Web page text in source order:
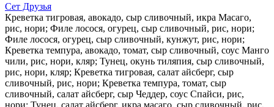
Сет Друзья
Креветка тигровая, авокадо, сыр сливочный, икра Масаго,
рис, нори; Филе лосося, огурец, сыр сливочный, рис, нори;
Филе лосося, огурец, сыр сливочный, кунжут, рис, нори;
Креветка темпура, авокадо, томат, сыр сливочный, соус Манго
чили, рис, нори, кляр; Тунец, окунь тиляпия, сыр сливочный,
рис, нори, кляр; Креветка тигровая, салат айсберг, сыр
сливочный, рис, нори; Креветка темпура, томат, сыр
сливочный, салат айсберг, сыр Чеддер, соус Спайси, рис,
нори; Тунец, салат айсберг, икра масаго, сыр сливочный, рис,